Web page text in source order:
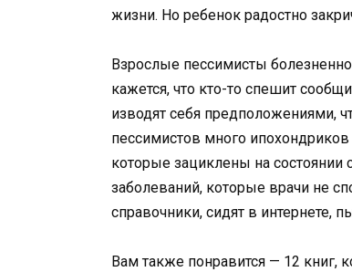
жизни. Но ребенок радостно
Взрослые пессимисты
кажется, что кто-то спешит
изводят себя предположениями,
пессимистов много
которые зациклены на
заболеваний, которые врачи не
справочники, сидят в интернете,
Вам также понравится — 12